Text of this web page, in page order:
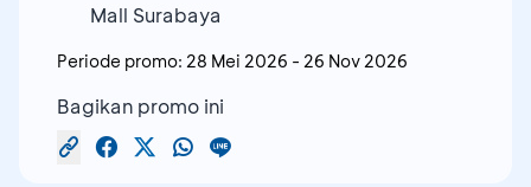
Mall Surabaya
Periode promo: 28 Mei 2026 - 26 Nov 2026
Bagikan promo ini